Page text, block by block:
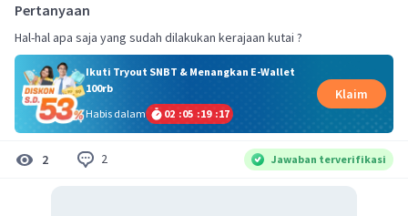
Pertanyaan
Hal-hal apa saja yang sudah dilakukan kerajaan kutai ?
Ikuti Tryout SNBT & Menangkan E-Wallet
100rb
Habis dalam
02 :05 :19 :16
Klaim
2 2 Jawaban terverifikasi